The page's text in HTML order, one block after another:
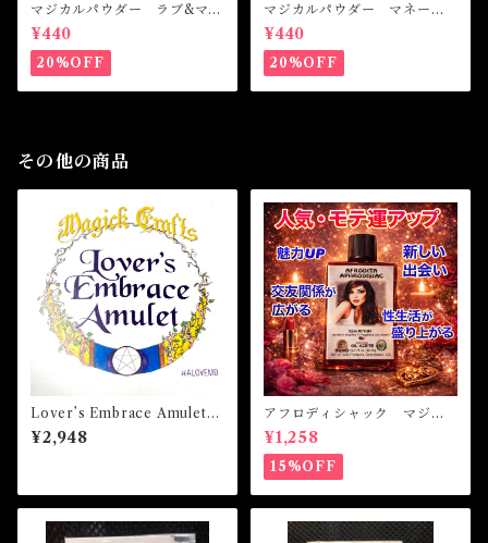
マジカルパウダー ラブ&マネ
ー Magical Powder LOVE
&MONEY
¥440
20%OFF
マジカルパウダー マネード
ローイング Magical Powde
r MONEY DRAWING
¥440
20%OFF
その他の商品
Lover’s Embrace Amulet
ラバーズエンブレーズアミュ
レット 白魔術アミュレット
¥2,948
アフロディシャック マジカ
ルオイル・魔女オイル APH
RODISIAC Magical Oil
¥1,258
15%OFF